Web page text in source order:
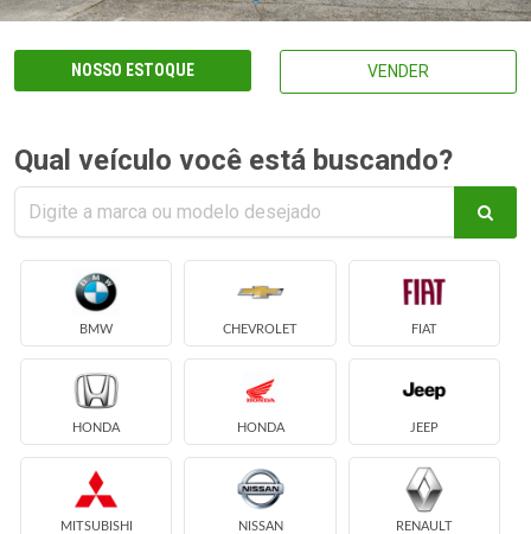
NOSSO ESTOQUE VENDER
Qual veículo você está buscando?
BMW CHEVROLET FIAT
HONDA HONDA JEEP
MITSUBISHI NISSAN RENAULT